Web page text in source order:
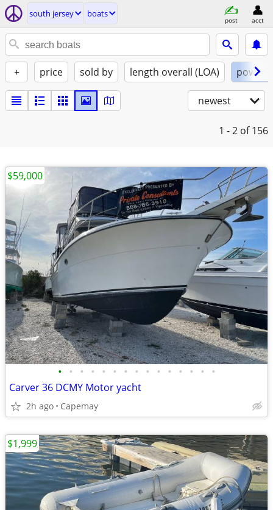
south jersey boats
post acct
+ price sold by length overall (LOA) power
newest
1 - 2 of 156
• • • • • • • • • • • • • • •
Carver 36 DCMY Motor yacht
2h ago Capemay
$59,000
$1,999